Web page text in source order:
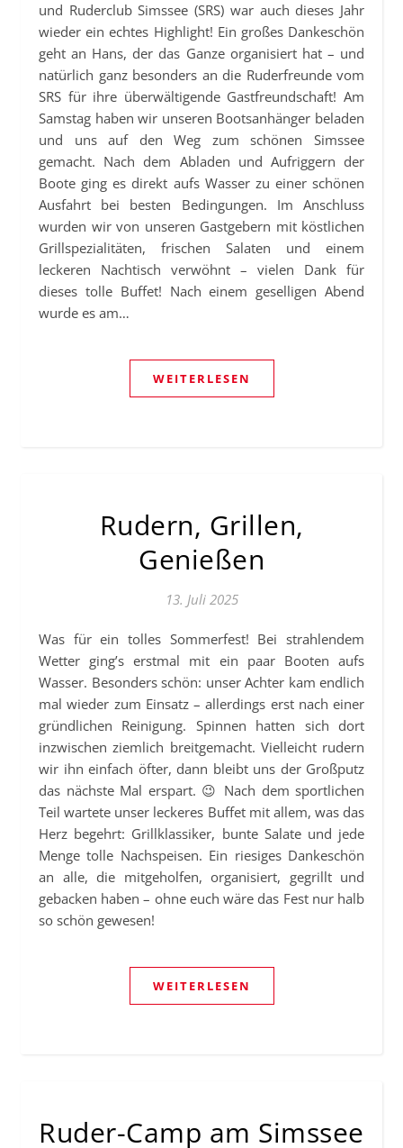
und Ruderclub Simssee (SRS) war auch dieses Jahr
wieder ein echtes Highlight! Ein großes Dankeschön
geht an Hans, der das Ganze organisiert hat – und
natürlich ganz besonders an die Ruderfreunde vom
SRS für ihre überwältigende Gastfreundschaft! Am
Samstag haben wir unseren Bootsanhänger beladen
und uns auf den Weg zum schönen Simssee
gemacht. Nach dem Abladen und Aufriggern der
Boote ging es direkt aufs Wasser zu einer schönen
Ausfahrt bei besten Bedingungen. Im Anschluss
wurden wir von unseren Gastgebern mit köstlichen
Grillspezialitäten, frischen Salaten und einem
leckeren Nachtisch verwöhnt – vielen Dank für
dieses tolle Buffet! Nach einem geselligen Abend
wurde es am…
WEITERLESEN
Rudern, Grillen,
Genießen
13. Juli 2025
Was für ein tolles Sommerfest! Bei strahlendem
Wetter ging’s erstmal mit ein paar Booten aufs
Wasser. Besonders schön: unser Achter kam endlich
mal wieder zum Einsatz – allerdings erst nach einer
gründlichen Reinigung. Spinnen hatten sich dort
inzwischen ziemlich breitgemacht. Vielleicht rudern
wir ihn einfach öfter, dann bleibt uns der Großputz
das nächste Mal erspart. 😉 Nach dem sportlichen
Teil wartete unser leckeres Buffet mit allem, was das
Herz begehrt: Grillklassiker, bunte Salate und jede
Menge tolle Nachspeisen. Ein riesiges Dankeschön
an alle, die mitgeholfen, organisiert, gegrillt und
gebacken haben – ohne euch wäre das Fest nur halb
so schön gewesen!
WEITERLESEN
Ruder-Camp am Simssee